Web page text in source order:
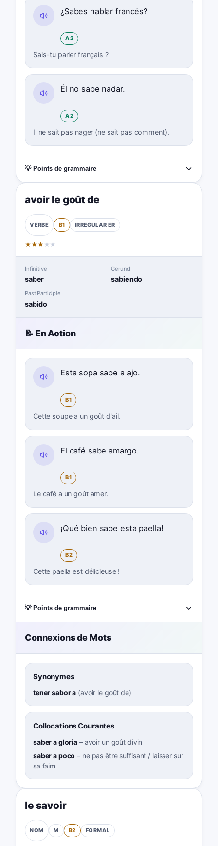
¿Sabes hablar francés?
A2
Sais-tu parler français ?
Él no sabe nadar.
A2
Il ne sait pas nager (ne sait pas comment).
💡 Points de grammaire
avoir le goût de
VERBE B1 IRREGULAR ER
★★★ ★ ★
Infinitive
saber
Gerund
sabiendo
Past Participle
sabido
📝 En Action
Esta sopa sabe a ajo.
B1
Cette soupe a un goût d'ail.
El café sabe amargo.
B1
Le café a un goût amer.
¡Qué bien sabe esta paella!
B2
Cette paella est délicieuse !
💡 Points de grammaire
Connexions de Mots
Synonymes
tener sabor a (avoir le goût de)
Collocations Courantes
saber a gloria – avoir un goût divin
saber a poco – ne pas être suffisant / laisser sur
sa faim
le savoir
NOM M B2 FORMAL